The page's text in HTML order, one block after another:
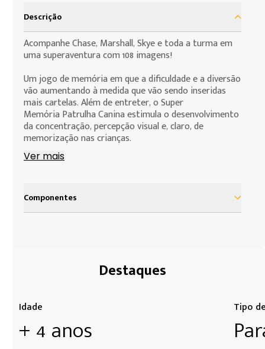
presentes condições são as cláusulas de
contratação por adesão que você, consumidor,
deve assumir para efeito da compra de produtos
que deseja fazer.
Descrição
Acompanhe Chase, Marshall, Skye e toda a turma em
uma superaventura com 108 imagens!
Um jogo de memória em que a dificuldade e a diversão
vão aumentando à medida que vão sendo inseridas
mais cartelas. Além de entreter, o Super
Memória Patrulha Canina estimula o desenvolvimento
da concentração, percepção visual e, claro, de
memorização nas crianças.
Ver mais
Componentes
Destaques
Idade
+ 4 anos
Tipo